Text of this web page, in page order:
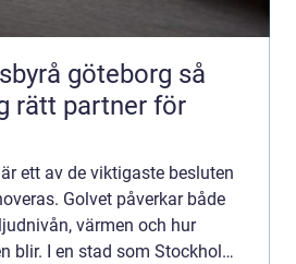
göteborg så
rätt partner för
ett av de viktigaste besluten
Golvet påverkar både
värmen och hur
blir. I en stad som Stockholm,